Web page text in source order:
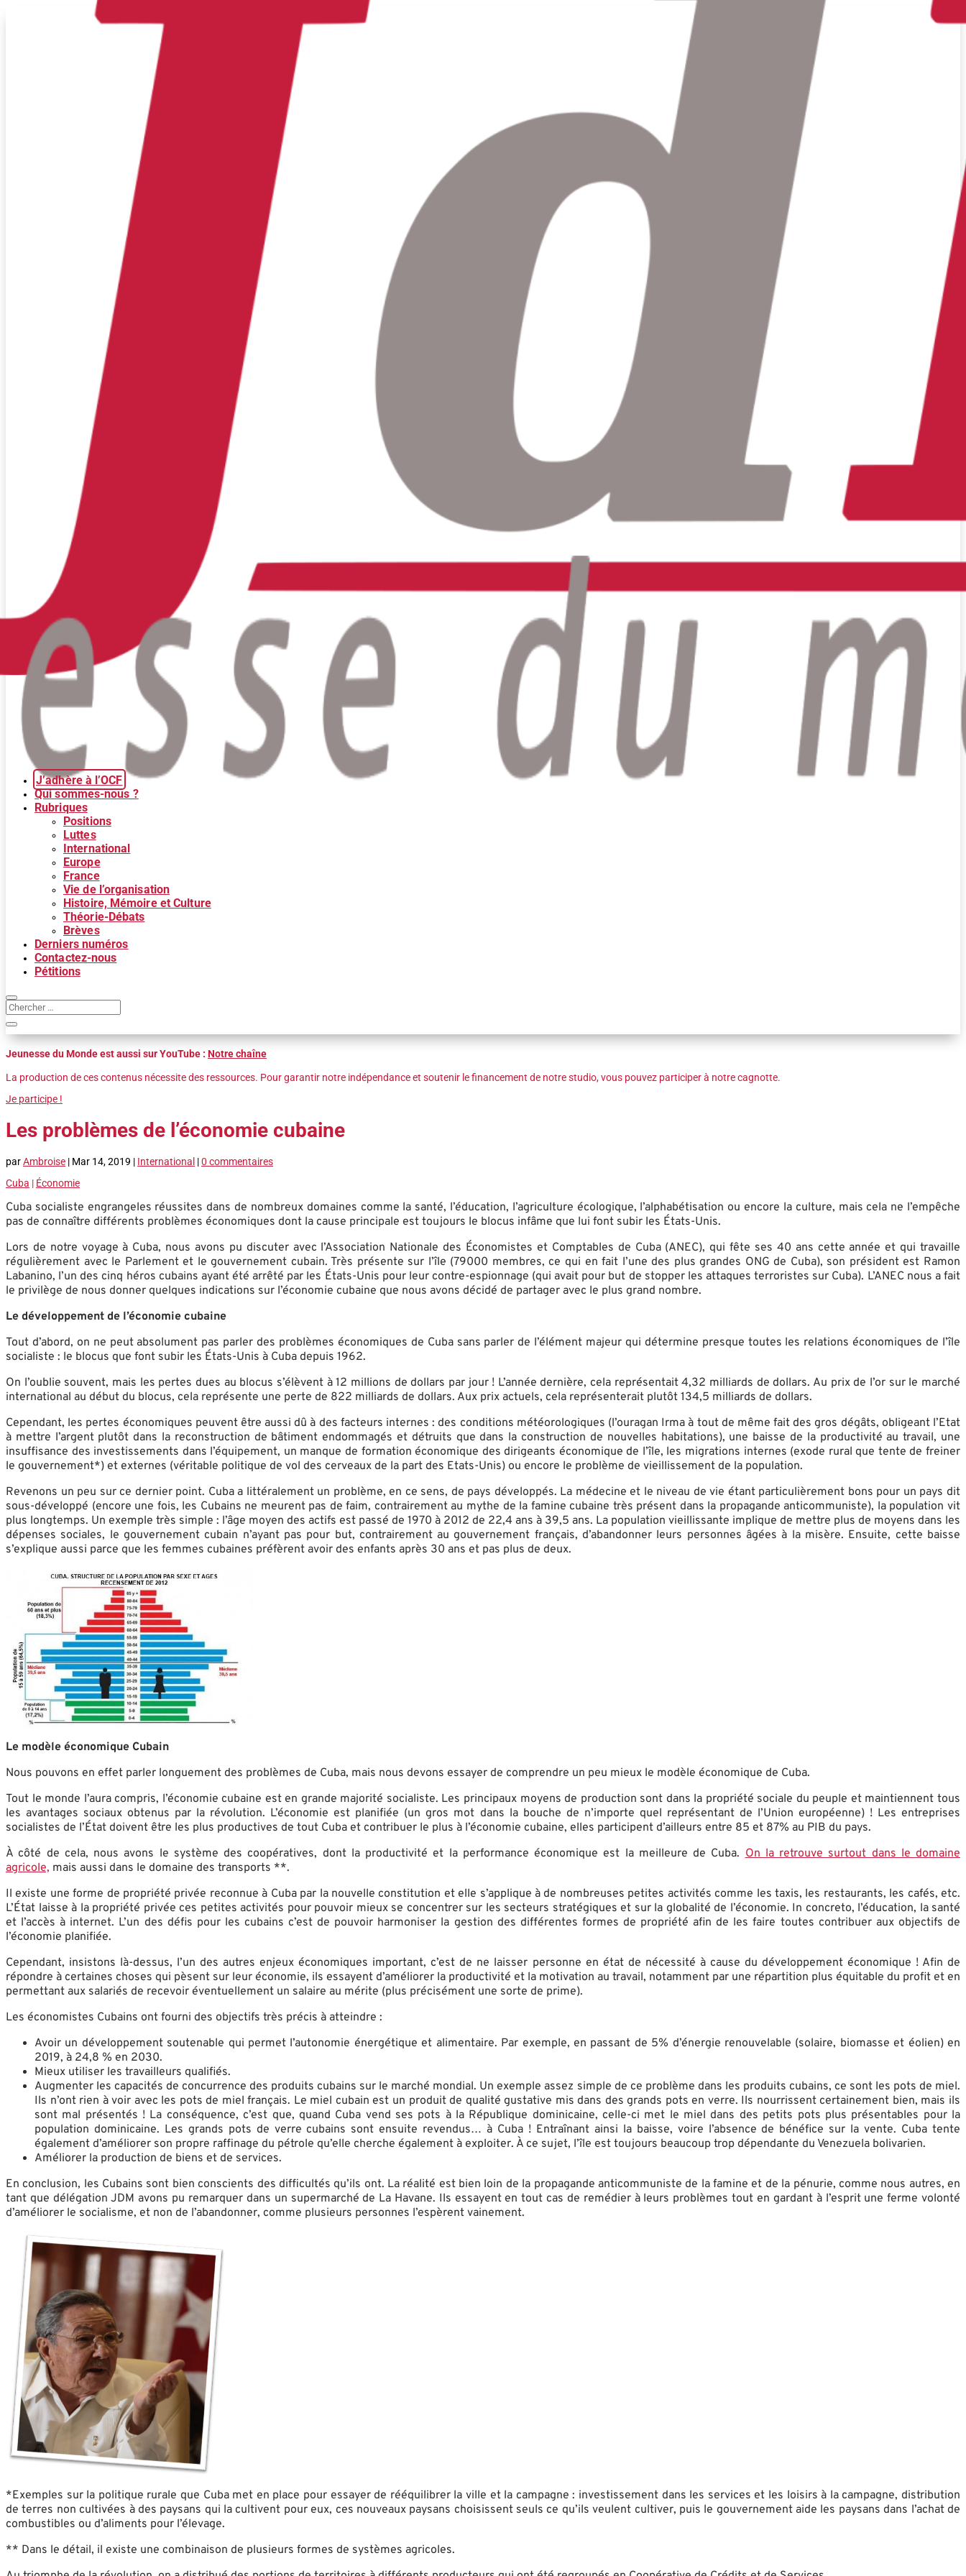
J’adhère à l’OCF
Qui sommes-nous ?
Rubriques
Positions
Luttes
International
Europe
France
Vie de l’organisation
Histoire, Mémoire et Culture
Théorie-Débats
Brèves
Derniers numéros
Contactez-nous
Pétitions
Jeunesse du Monde est aussi sur YouTube : Notre chaîne
La production de ces contenus nécessite des ressources. Pour garantir notre indépendance et soutenir le financement de notre studio, vous pouvez participer à notre cagnotte.
Je participe !
Les problèmes de l’économie cubaine
parAmbroise | Mar 14, 2019 | International |0 commentaires
Cuba | Économie
Cuba socialiste engrangeles réussites dans de nombreux domaines comme la santé, l’éducation, l’agriculture écologique, l’alphabétisation ou encore la culture, mais cela ne l’empêche
pas de connaître différents problèmes économiques dont la cause principale est toujours le blocus infâme que lui font subir les États-Unis.
Lors de notre voyage à Cuba, nous avons pu discuter avec l’Association Nationale des Économistes et Comptables de Cuba (ANEC), qui fête ses 40 ans cette année et qui travaille
régulièrement avec le Parlement et le gouvernement cubain. Très présente sur l’île (79000 membres, ce qui en fait l’une des plus grandes ONG de Cuba), son président est Ramon
Labanino, l’un des cinq héros cubains ayant été arrêté par les États-Unis pour leur contre-espionnage (qui avait pour but de stopper les attaques terroristes sur Cuba). L’ANEC nous a fait
le privilège de nous donner quelques indications sur l’économie cubaine que nous avons décidé de partager avec le plus grand nombre.
Le développement de l’économie cubaine
Tout d’abord, on ne peut absolument pas parler des problèmes économiques de Cuba sans parler de l’élément majeur qui détermine presque toutes les relations économiques de l’île
socialiste : le blocus que font subir les États-Unis à Cuba depuis 1962.
On l’oublie souvent, mais les pertes dues au blocus s’élèvent à 12 millions de dollars par jour ! L’année dernière, cela représentait 4,32 milliards de dollars. Au prix de l’or sur le marché
international au début du blocus, cela représente une perte de 822 milliards de dollars. Aux prix actuels, cela représenterait plutôt 134,5 milliards de dollars.
Cependant, les pertes économiques peuvent être aussi dû à des facteurs internes : des conditions météorologiques (l’ouragan Irma à tout de même fait des gros dégâts, obligeant l’Etat
à mettre l’argent plutôt dans la reconstruction de bâtiment endommagés et détruits que dans la construction de nouvelles habitations), une baisse de la productivité au travail, une
insuffisance des investissements dans l’équipement, un manque de formation économique des dirigeants économique de l’île, les migrations internes (exode rural que tente de freiner
le gouvernement*) et externes (véritable politique de vol des cerveaux de la part des Etats-Unis) ou encore le problème de vieillissement de la population.
Revenons un peu sur ce dernier point. Cuba a littéralement un problème, en ce sens, de pays développés. La médecine et le niveau de vie étant particulièrement bons pour un pays dit
sous-développé (encore une fois, les Cubains ne meurent pas de faim, contrairement au mythe de la famine cubaine très présent dans la propagande anticommuniste), la population vit
plus longtemps. Un exemple très simple : l’âge moyen des actifs est passé de 1970 à 2012 de 22,4 ans à 39,5 ans. La population vieillissante implique de mettre plus de moyens dans les
dépenses sociales, le gouvernement cubain n’ayant pas pour but, contrairement au gouvernement français, d’abandonner leurs personnes âgées à la misère. Ensuite, cette baisse
s’explique aussi parce que les femmes cubaines préfèrent avoir des enfants après 30 ans et pas plus de deux.
Le modèle économique Cubain
Nous pouvons en effet parler longuement des problèmes de Cuba, mais nous devons essayer de comprendre un peu mieux le modèle économique de Cuba.
Tout le monde l’aura compris, l’économie cubaine est en grande majorité socialiste. Les principaux moyens de production sont dans la propriété sociale du peuple et maintiennent tous
les avantages sociaux obtenus par la révolution. L’économie est planifiée (un gros mot dans la bouche de n’importe quel représentant de l’Union européenne) ! Les entreprises
socialistes de l’État doivent être les plus productives de tout Cuba et contribuer le plus à l’économie cubaine, elles participent d’ailleurs entre 85 et 87% au PIB du pays.
À côté de cela, nous avons le système des coopératives, dont la productivité et la performance économique est la meilleure de Cuba. On la retrouve surtout dans le domaine
agricole, mais aussi dans le domaine des transports **.
Il existe une forme de propriété privée reconnue à Cuba par la nouvelle constitution et elle s’applique à de nombreuses petites activités comme les taxis, les restaurants, les cafés, etc.
L’État laisse à la propriété privée ces petites activités pour pouvoir mieux se concentrer sur les secteurs stratégiques et sur la globalité de l’économie. In concreto, l’éducation, la santé
et l’accès à internet. L’un des défis pour les cubains c’est de pouvoir harmoniser la gestion des différentes formes de propriété afin de les faire toutes contribuer aux objectifs de
l’économie planifiée.
Cependant, insistons là-dessus, l’un des autres enjeux économiques important, c’est de ne laisser personne en état de nécessité à cause du développement économique ! Afin de
répondre à certaines choses qui pèsent sur leur économie, ils essayent d’améliorer la productivité et la motivation au travail, notamment par une répartition plus équitable du profit et en
permettant aux salariés de recevoir éventuellement un salaire au mérite (plus précisément une sorte de prime).
Les économistes Cubains ont fourni des objectifs très précis à atteindre :
Avoir un développement soutenable qui permet l’autonomie énergétique et alimentaire. Par exemple, en passant de 5% d’énergie renouvelable (solaire, biomasse et éolien) en
2019, à 24,8 % en 2030.
Mieux utiliser les travailleurs qualifiés.
Augmenter les capacités de concurrence des produits cubains sur le marché mondial. Un exemple assez simple de ce problème dans les produits cubains, ce sont les pots de miel.
Ils n’ont rien à voir avec les pots de miel français. Le miel cubain est un produit de qualité gustative mis dans des grands pots en verre. Ils nourrissent certainement bien, mais ils
sont mal présentés ! La conséquence, c’est que, quand Cuba vend ses pots à la République dominicaine, celle-ci met le miel dans des petits pots plus présentables pour la
population dominicaine. Les grands pots de verre cubains sont ensuite revendus… à Cuba ! Entraînant ainsi la baisse, voire l’absence de bénéfice sur la vente. Cuba tente
également d’améliorer son propre raffinage du pétrole qu’elle cherche également à exploiter. À ce sujet, l’île est toujours beaucoup trop dépendante du Venezuela bolivarien.
Améliorer la production de biens et de services.
En conclusion, les Cubains sont bien conscients des difficultés qu’ils ont. La réalité est bien loin de la propagande anticommuniste de la famine et de la pénurie, comme nous autres, en
tant que délégation JDM avons pu remarquer dans un supermarché de La Havane. Ils essayent en tout cas de remédier à leurs problèmes tout en gardant à l’esprit une ferme volonté
d’améliorer le socialisme, et non de l’abandonner, comme plusieurs personnes l’espèrent vainement.
*Exemples sur la politique rurale que Cuba met en place pour essayer de rééquilibrer la ville et la campagne : investissement dans les services et les loisirs à la campagne, distribution
de terres non cultivées à des paysans qui la cultivent pour eux, ces nouveaux paysans choisissent seuls ce qu’ils veulent cultiver, puis le gouvernement aide les paysans dans l’achat de
combustibles ou d’aliments pour l’élevage.
** Dans le détail, il existe une combinaison de plusieurs formes de systèmes agricoles.